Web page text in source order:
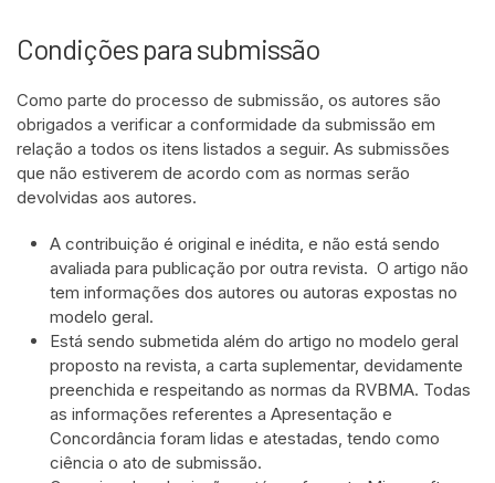
Condições para submissão
Como parte do processo de submissão, os autores são
obrigados a verificar a conformidade da submissão em
relação a todos os itens listados a seguir. As submissões
que não estiverem de acordo com as normas serão
devolvidas aos autores.
A contribuição é original e inédita, e não está sendo
avaliada para publicação por outra revista. O artigo não
tem informações dos autores ou autoras expostas no
modelo geral.
Está sendo submetida além do artigo no modelo geral
proposto na revista, a carta suplementar, devidamente
preenchida e respeitando as normas da RVBMA. Todas
as informações referentes a Apresentação e
Concordância foram lidas e atestadas, tendo como
ciência o ato de submissão.